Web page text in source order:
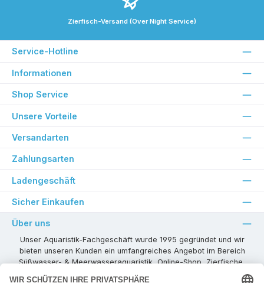
Zierfisch-Versand (Over Night Service)
Service-Hotline
Informationen
Shop Service
Unsere Vorteile
Versandarten
Zahlungsarten
Ladengeschäft
Sicher Einkaufen
Über uns
Unser Aquaristik-Fachgeschäft wurde 1995 gegründet und wir
bieten unseren Kunden ein umfangreiches Angebot im Bereich
Süßwasser- & Meerwasseraquaristik, Online-Shop, Zierfische,
Pflanzen, Aquarienkombinationen, Technikzubehör usw. ! Als